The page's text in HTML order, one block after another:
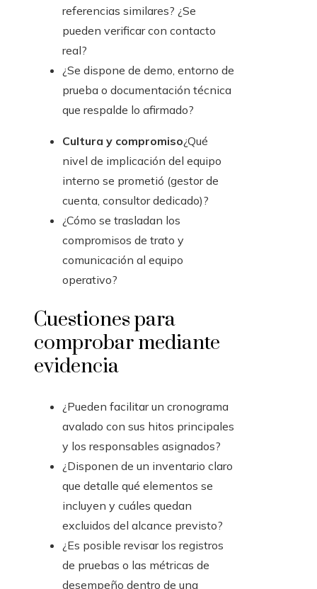
referencias similares? ¿Se
pueden verificar con contacto
real?
¿Se dispone de demo, entorno de
prueba o documentación técnica
que respalde lo afirmado?
Cultura y compromiso¿Qué
nivel de implicación del equipo
interno se prometió (gestor de
cuenta, consultor dedicado)?
¿Cómo se trasladan los
compromisos de trato y
comunicación al equipo
operativo?
Cuestiones para
comprobar mediante
evidencia
¿Pueden facilitar un cronograma
avalado con sus hitos principales
y los responsables asignados?
¿Disponen de un inventario claro
que detalle qué elementos se
incluyen y cuáles quedan
excluidos del alcance previsto?
¿Es posible revisar los registros
de pruebas o las métricas de
desempeño dentro de una